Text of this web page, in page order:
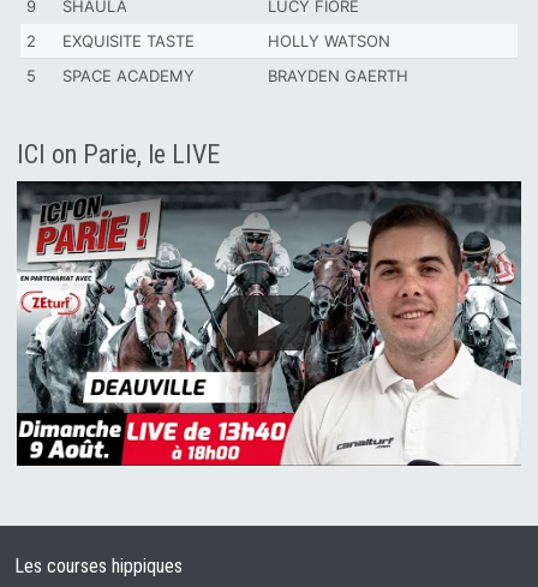
9
SHAULA
LUCY FIORE
2
EXQUISITE TASTE
HOLLY WATSON
5
SPACE ACADEMY BRAYDEN GAERTH
ICI on Parie, le LIVE
Les courses hippiques